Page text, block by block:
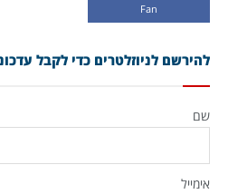
Fan
להירשם לניוזלטרים כדי לקבל
שם
אימייל